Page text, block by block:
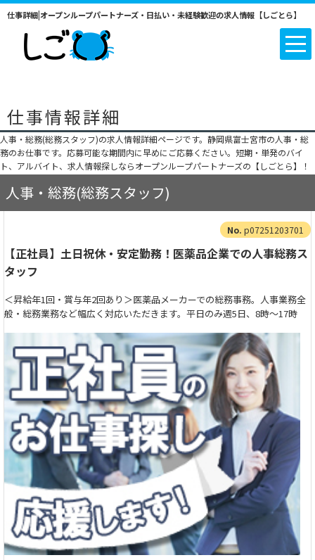
仕事詳細|オープンループパートナーズ・日払い・未経験歓迎の求人情報【しごとら】
仕事情報詳細
人事・総務(総務スタッフ)の求人情報詳細ページです。静岡県富士宮市の人事・総
務のお仕事です。応募可能な期間内に早めにご応募ください。短期・単発のバイ
ト、アルバイト、求人情報探しならオープンループパートナーズの【しごとら】！
人事・総務(総務スタッフ)
p07251203701
【正社員】土日祝休・安定勤務！医薬品企業での人事総務ス
タッフ
＜昇給年1回・賞与年2回あり＞医薬品メーカーでの総務事務。人事業務全
般・総務業務など幅広く対応いただきます。平日のみ週5日、8時～17時